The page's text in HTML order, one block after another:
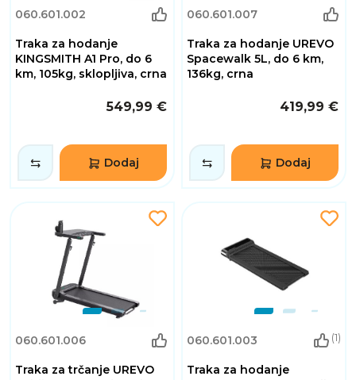
060.601.002
Traka za hodanje
KINGSMITH A1 Pro, do 6
km, 105kg, sklopljiva, crna
549,99 €
Dodaj
060.601.007
Traka za hodanje UREVO
Spacewalk 5L, do 6 km,
136kg, crna
419,99 €
Dodaj
060.601.006
Traka za trčanje UREVO
060.601.003 (1)
Traka za hodanje